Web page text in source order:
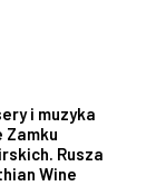
i muzyka
Zamku
Rusza
Wine